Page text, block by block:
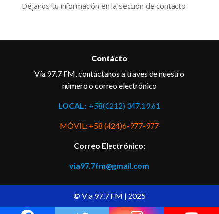
Déjanos tu información en la sección de contacto
Contácto
Vía 97.7 FM, contáctanos a traves de nuestro
número o correo electrónico
LOCAL: +58(0212) 347.19.61
MÓVIL: +58 (424)6-977-977
Correo Electrónico:
via97.7fm@gmail.com
© Via 97.7 FM | 2025